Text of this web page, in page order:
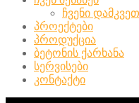
ჩვენი
პროექტები
პროდუქცია
ბეტონის ქარხანა
სერვისები
კონტაქტი